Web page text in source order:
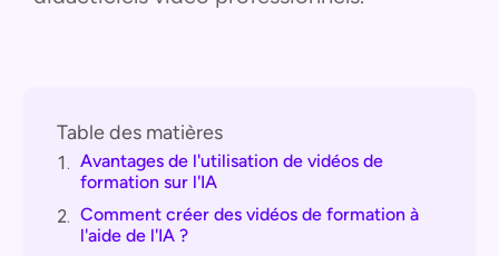
Table des matières
1. Avantages de l'utilisation de vidéos de
formation sur l'IA
2. Comment créer des vidéos de formation à
l'aide de l'IA ?